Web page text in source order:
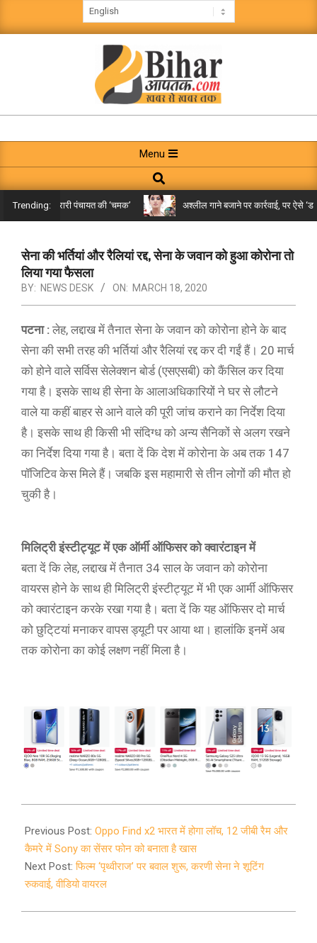
to
BIHAR
AAPTAK
Navigation
Menu
Menu
Search
Trending:
तक पहुंची गरारी पंचायत की ‘चमक’ अश्लील गाने बजाने पर कार्रवाई, पर ऐसे ‘डबल
सेना की भर्तियां और रैलियां रद्द, सेना के जवान को हुआ कोरोना तो
लिया गया फैसला
BY: NEWS DESK ON: MARCH 18, 2020
पटना : लेह, लद्दाख में तैनात सेना के जवान को कोरोना होने के बाद
सेना की सभी तरह की भर्तियां और रैलियां रद्द कर दी गईं हैं। 20 मार्च
को होने वाले सर्विस सेलेक्शन बोर्ड (एसएसबी) को कैंसिल कर दिया
गया है। इसके साथ ही सेना के आलाअधिकारियों ने घर से लौटने
वाले या कहीं बाहर से आने वाले की पूरी जांच कराने का निर्देश दिया
है। इसके साथ ही किसी भी संदिग्ध को अन्य सैनिकों से अलग रखने
का निर्देश दिया गया है। बता दें कि देश में कोरोना के अब तक 147
पॉजिटिव केस मिले हैं। जबकि इस महामारी से तीन लोगों की मौत हो
चुकी है।
मिलिट्री इंस्टीट्यूट में एक ऑर्मी ऑफिसर को क्वारंटाइन में
बता दें कि लेह, लद्दाख में तैनात 34 साल के जवान को कोरोना
वायरस होने के साथ ही मिलिट्री इंस्टीट्यूट में भी एक आर्मी ऑफिसर
को क्वारंटाइन करके रखा गया है। बता दें कि यह ऑफिसर दो मार्च
को छुटि्टयां मनाकर वापस ड्यूटी पर आया था। हालांकि इनमें अब
तक कोरोना का कोई लक्षण नहीं मिला है।
03-
18
Previous Post: Oppo Find x2 भारत में होगा लॉच, 12 जीबी रैम और
कैमरे में Sony का सेंसर फोन को बनाता है खास
Next Post:फिल्म ‘पृथ्वीराज’ पर बवाल शुरू, करणी सेना ने शूटिंग
रुकवाई, वीडियो वायरल